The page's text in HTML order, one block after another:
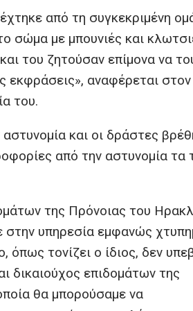
από τη συγκεκριμένη
σώμα με μπουνιές και
του ζητούσαν επίμονα να
εκφράσεις», αναφέρεται στον
του.
και οι δράστες
από την αστυνομία τα
της Πρόνοιας του
υπηρεσία εμφανώς
τονίζει ο ίδιος, δεν
δικαιούχος επιδομάτων της
θα μπορούσαμε να